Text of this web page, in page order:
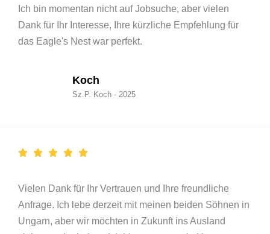
Ich bin momentan nicht auf Jobsuche, aber vielen
Dank für Ihr Interesse, Ihre kürzliche Empfehlung für
das Eagle's Nest war perfekt.
Koch
Sz.P. Koch - 2025
Vielen Dank für Ihr Vertrauen und Ihre freundliche
Anfrage. Ich lebe derzeit mit meinen beiden Söhnen in
Ungarn, aber wir möchten in Zukunft ins Ausland